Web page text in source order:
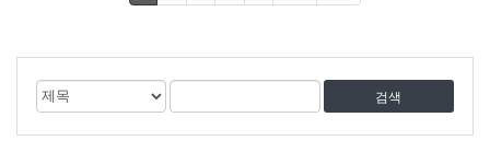
게
물
검
색
대
검
어